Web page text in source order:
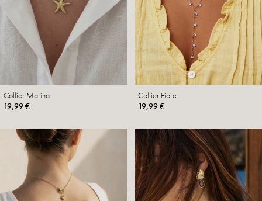
Collier Marina
19,99 €
Collier Fiore
19,99 €